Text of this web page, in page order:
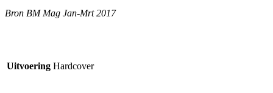
Bron BM Mag Jan-Mrt 2017
Uitvoering Hardcover